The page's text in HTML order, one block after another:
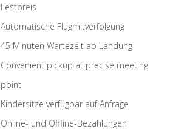
Festpreis
Automatische Flugmitverfolgung
45 Minuten Wartezeit ab Landung
Convenient pickup at precise meeting
point
Kindersitze verfügbar auf Anfrage
Online- und Offline-Bezahlungen